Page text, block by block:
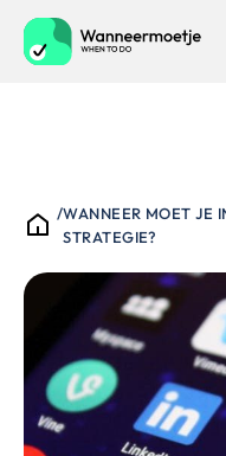
/WANNEER MOET JE
STRATEGIE?